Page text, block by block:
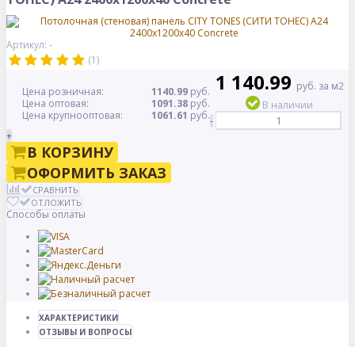
Артикул: -
(1)
Цена розничная: 1140.99 руб.
Цена оптовая:
1091.38 руб.
Цена крупнооптовая:
1061.61 руб.
1 140.99 руб. за м2
В наличии
-
+
В КОРЗИНУ
ОФОРМИТЬ ЗАКАЗ
СРАВНИТЬ
ОТЛОЖИТЬ
Способы оплаты
ХАРАКТЕРИСТИКИ
ОТЗЫВЫ И ВОПРОСЫ